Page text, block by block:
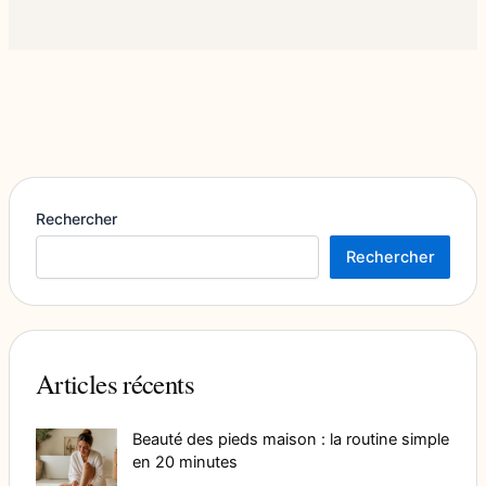
Rechercher
Rechercher
Articles récents
Beauté des pieds maison : la routine simple
en 20 minutes